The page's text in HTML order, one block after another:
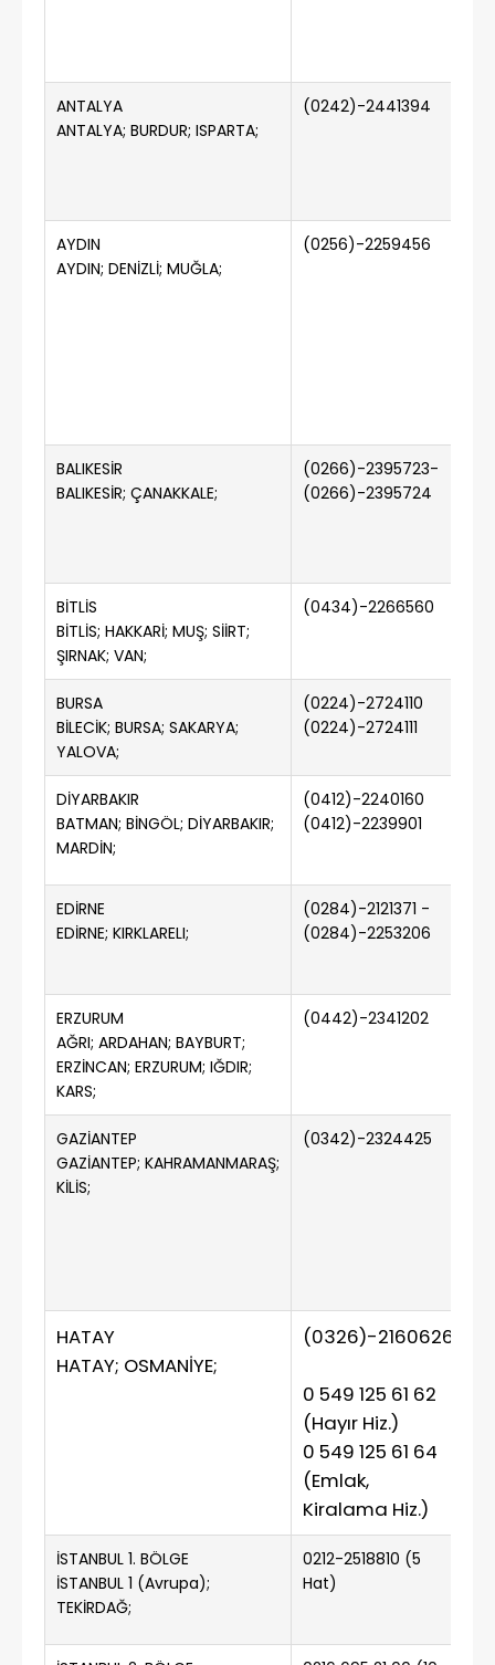
ANTALYA
ANTALYA; BURDUR; ISPARTA;
(0242)-2441394
AYDIN
AYDIN; DENİZLİ; MUĞLA;
(0256)-2259456
BALIK​​ESİR
BALIKESİR; ÇANAKKALE;
(0266)-2395723-
(0266)-2395724
BİTLİS
BİTLİS; HAKKARİ; MUŞ; SİİRT;
ŞIRNAK; VAN;
(0434)-2266560
BURSA
BİLECİK; BURSA; SAKARYA;
YALOVA;
(0224)-2724110
(0224)-2724111
DİYARBAKIR
BATMAN; BİNGÖL; DİYARBAKIR;
MARDİN;
(0412)-2240160
(0412)-2239901
EDİRNE
EDİRNE; KIRKLARELI;
(0284)-2121371 -
(0284)-2253206
ERZURUM
AĞRI; ARDAHAN; BAYBURT;
ERZİNCAN; ERZURUM; IĞDIR;
KARS;
(0442)-2341202
GAZİANTEP
GAZİANTEP; KAHRAMANMARAŞ;
KİLİS;
(0342)-2324425
HATAY
HATAY; OSMANİYE;
(0326)-2160626
0 549 125 61 62
(Hayır Hiz.)
0 549 125 61 64
(Emlak,
Kiralama Hiz.)
İSTANBUL 1. BÖLGE
İSTANBUL 1 (Avrupa);
TEKİRDAĞ;
0212-2518810 (5
Hat)